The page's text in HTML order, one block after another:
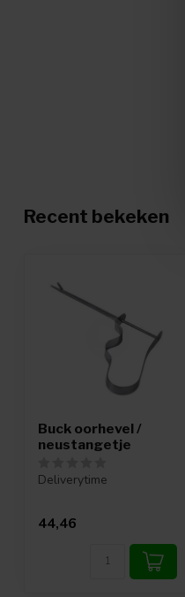
Recent bekeken
Buck oorhevel /
neustangetje
Deliverytime
44,46